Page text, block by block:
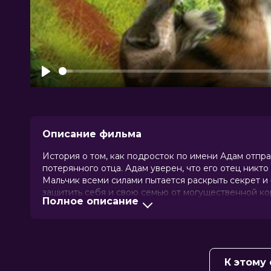
Play
Описание фильма
История о том, как подросток по имени Адам
потерянного отца. Адам уверен, что его отец
Мальчик всеми силами пытается раскрыть секрет
защитить себя и свою семью от могущественной
поскорее начать свои жуткие эксперименты с его
6.1/ 10
Полное описание
К